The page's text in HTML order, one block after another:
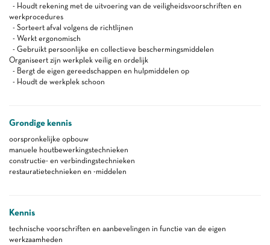
- Houdt rekening met de uitvoering van de veiligheidsvoorschriften en
werkprocedures
- Sorteert afval volgens de richtlijnen
- Werkt ergonomisch
- Gebruikt persoonlijke en collectieve beschermingsmiddelen
Organiseert zijn werkplek veilig en ordelijk
- Bergt de eigen gereedschappen en hulpmiddelen op
- Houdt de werkplek schoon
Grondige kennis
oorspronkelijke opbouw
manuele houtbewerkingstechnieken
constructie- en verbindingstechnieken
restauratietechnieken en -middelen
Kennis
technische voorschriften en aanbevelingen in functie van de eigen
werkzaamheden